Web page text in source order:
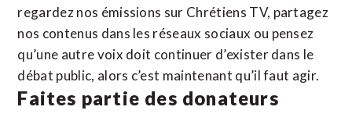
regardez nos émissions sur Chrétiens TV, partagez
nos contenus dans les réseaux sociaux ou pensez
qu’une autre voix doit continuer d’exister dans le
débat public, alors c’est maintenant qu’il faut agir.
Faites partie des donateurs